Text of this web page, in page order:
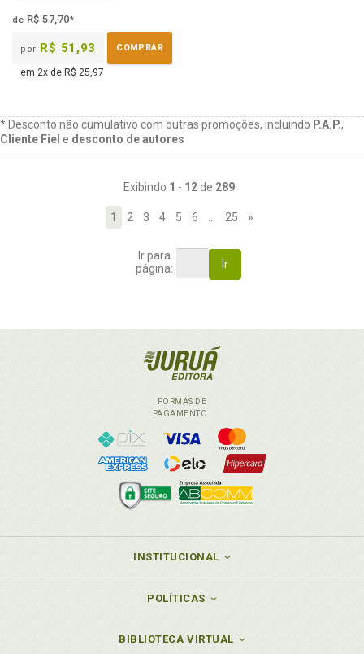
deR$ 57,70*
por R$ 51,93 COMPRAR
em 2x de R$ 25,97
* Desconto não cumulativo com outras promoções, incluindo P.A.P.,
Cliente Fiel e desconto de autores
Exibindo 1 - 12de 289
1 2 3 4 5 6 25 »
Ir para
página:
Ir
FORMAS DE
PAGAMENTO
INSTITUCIONAL
POLÍTICAS
BIBLIOTECA VIRTUAL